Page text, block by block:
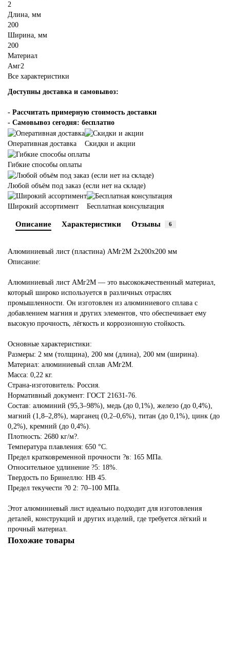
2
Длина, мм
200
Ширина, мм
200
Материал
Амг2
Все характеристики
Доступны доставка и самовывоз:
- Рассчитать примерную стоимость доставки
- Самовывоз сегодня: бесплатно
Оперативная доставка Скидки и акции
Гибкие способы оплаты
Любой объём под заказ (если нет на складе)
Широкий ассортимент Бесплатная консультация
Описание Характеристики Отзывы 6
Алюминиевый лист (пластина) АМг2М 2х200х200 мм
Описание:
Алюминиевый лист АМг2М — это высококачественный материал,
который широко используется в различных отраслях
промышленности. Он изготовлен из алюминиевого сплава с
добавлением магния и других элементов, что обеспечивает ему
высокую прочность, лёгкость и коррозионную стойкость.
Основные характеристики:
Размеры: 2 мм (толщина), 200 мм (длина), 200 мм (ширина).
Материал: алюминиевый сплав АМг2М.
Масса: 0,22 кг.
Страна-изготовитель: Россия.
Нормативный документ: ГОСТ 21631-76.
Состав: алюминий (95,3–98%), медь (до 0,1%), железо (до 0,4%),
магний (1,8–2,8%), марганец (0,2–0,6%), титан (до 0,1%), цинк (до
0,2%), кремний (до 0,4%).
Плотность: 2680 кг/м?.
Температура плавления: 650 °C.
Предел кратковременной прочности ?в: 165 МПа.
Относительное удлинение ?5: 18%.
Твердость по Бринеллю: HB 45.
Предел текучести ?0 2: 70–100 МПа.
Этот алюминиевый лист идеально подходит для изготовления
деталей, конструкций и других изделий, где требуется лёгкий и
прочный материал.
Похожие товары